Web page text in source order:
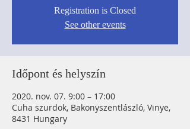
Registration is Closed
See other events
Időpont és helyszín
2020. nov. 07. 9:00 – 17:00
Cuha szurdok, Bakonyszentlászló, Vinye,
8431 Hungary